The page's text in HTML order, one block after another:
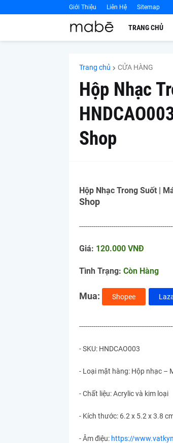
Giới Thiệu Liên Hệ Sitemap
TRANG CHỦ
Trang chủ CỬA HÀNG
Hộp Nhạc
Shop
Hộp Nhạc Trong Suốt |
Shop
Giá: 120.000 VNĐ
Tình Trạng: Còn Hàng
Mua: Shopee
- SKU: HNDCAO003
- Loại mặt hàng: Hộp nhạc –
- Chất liệu: Acrylic và kim loại
- Kích thước: 6.2 x 5.2 x 3.8
- Âm điệu: https://